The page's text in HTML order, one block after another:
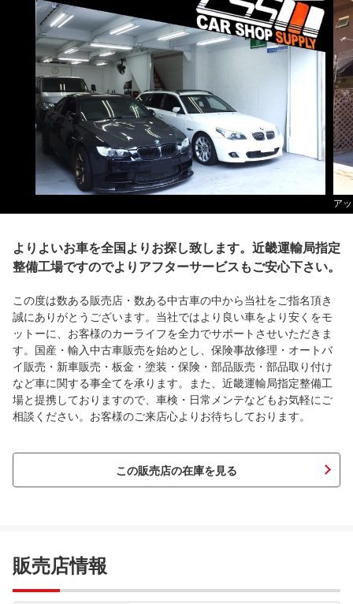
ア
よりよいお車を全国よりお探し致します。近畿運輸局指定
整備工場ですのでよりアフターサービスもご安心下さい。
この度は数ある販売店・数ある中古車の中から当社をご指名頂き
誠にありがとうございます。当社ではより良い車をより安くをモ
ットーに、お客様のカーライフを全力でサポートさせいただきま
す。国産・輸入中古車販売を始めとし、保険事故修理・オートバ
イ販売・新車販売・板金・塗装・保険・部品販売・部品取り付け
など車に関する事全てを承ります。また、近畿運輸局指定整備工
場と提携しておりますので、車検・日常メンテなどもお気軽にご
相談ください。お客様のご来店心よりお待ちしております。
この販売店の在庫を見る
販売店情報